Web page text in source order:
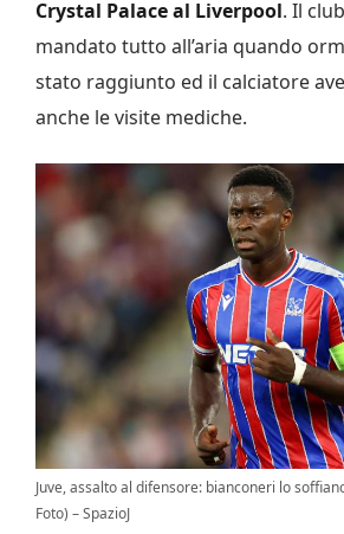
Crystal Palace al Liverpool. Il
mandato tutto all’aria quando
stato raggiunto ed il calciatore
anche le visite mediche.
Juve, assalto al difensore: bianconeri lo
Foto) – SpazioJ